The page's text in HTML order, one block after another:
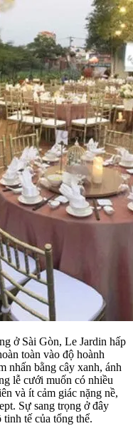
ở Sài Gòn, Le Jardin hấp
toàn vào độ hoành
nhấn bằng cây xanh, ánh
lễ cưới muốn có nhiều
và ít cảm giác nặng nề,
Sự sang trọng ở đây
tế của tổng thể.